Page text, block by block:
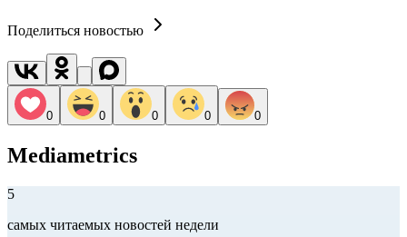
Поделиться новостью
0 0 0 0 0
Mediametrics
5
самых читаемых новостей недели